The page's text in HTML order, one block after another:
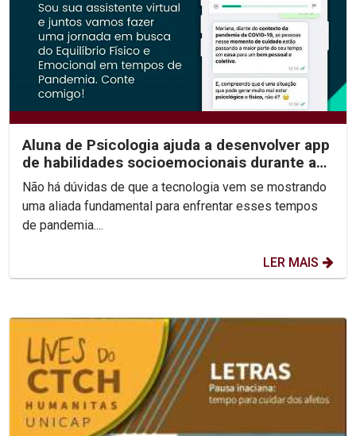
Aluna de Psicologia ajuda a desenvolver app
de habilidades socioemocionais durante a
pandemia
Não há dúvidas de que a tecnologia vem se mostrando
uma aliada fundamental para enfrentar esses tempos
de pandemia....
LER MAIS